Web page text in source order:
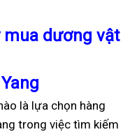
dương vật
là lựa chọn hàng
trong việc tìm kiếm